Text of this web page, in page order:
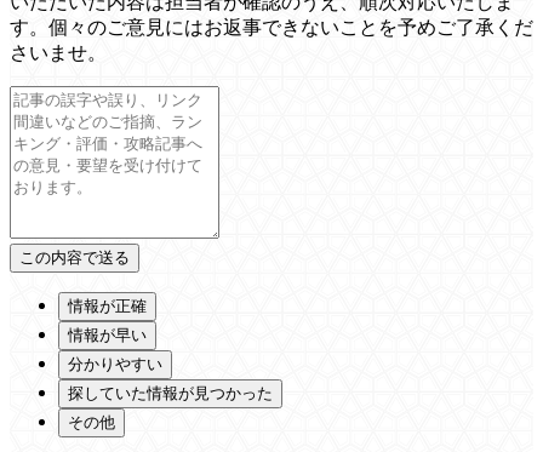
す。個々のご意見にはお返事できないことを予めご了承くだ
さいませ。
情報が正確
情報が早い
分かりやすい
探していた情報が見つかった
その他